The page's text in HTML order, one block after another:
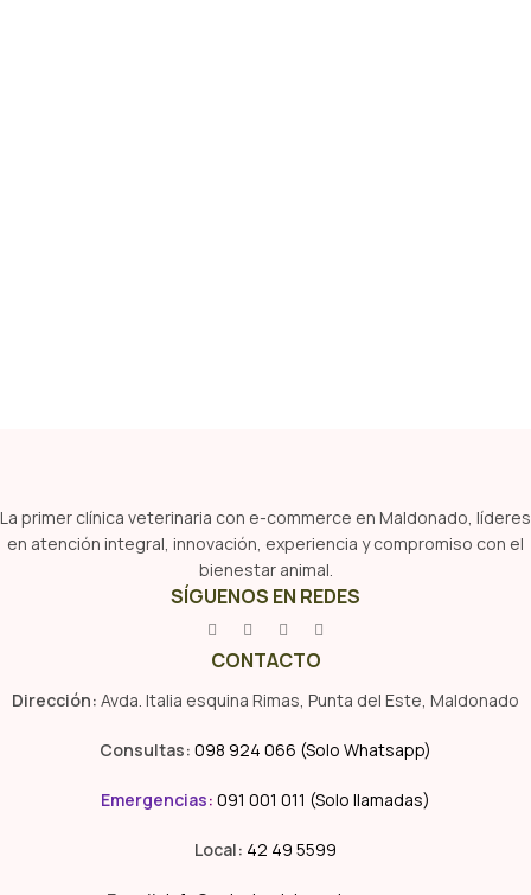
La primer clínica veterinaria con e-commerce en Maldonado, líderes
en atención integral, innovación, experiencia y compromiso con el
bienestar animal.
SÍGUENOS EN REDES
CONTACTO
Dirección: Avda. Italia esquina Rimas, Punta del Este, Maldonado
Consultas: 098 924 066 (Solo Whatsapp)
Emergencias: 091 001 011 (Solo llamadas)
Local: 42 49 5599